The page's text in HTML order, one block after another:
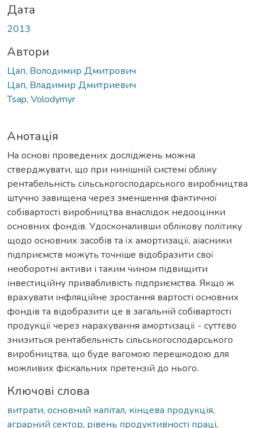
Дата
2013
Автори
Цап, Володимир Дмитрович
Цап, Владимир Дмитриевич
Tsap, Volodymyr
Анотація
На основі проведених досліджень можна
стверджувати, що при нинішній системі обліку
рентабельність сільськогосподарського виробництва
штучно завищена через зменшення фактичної
собівартості виробництва внаслідок недооцінки
основних фондів. Удосконаливши облікову політику
щодо основних засобів та їх амортизації, аіасники
підприємств можуть точніше відобразити свої
необоротні активи і таким чином підвищити
інвестиційну привабливість підприємства. Якщо ж
врахувати інфляційне зростання вартості основних
фондів та відобразити це в загальній собівартості
продукції через нарахування амортизації - суттєво
знизиться рентабельність сільськогосподарського
виробництва, що буде вагомою перешкодою для
можливих фіскальних претензій до нього.
Ключові слова
витрати, основний капітал, кінцева продукція,
аграрний сектор, рівень продуктивності праці,